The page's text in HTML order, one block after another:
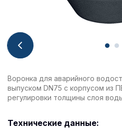
Воронка для аварийного
выпуском DN75 с корпусом из
регулировки толщины слоя
Технические данные: